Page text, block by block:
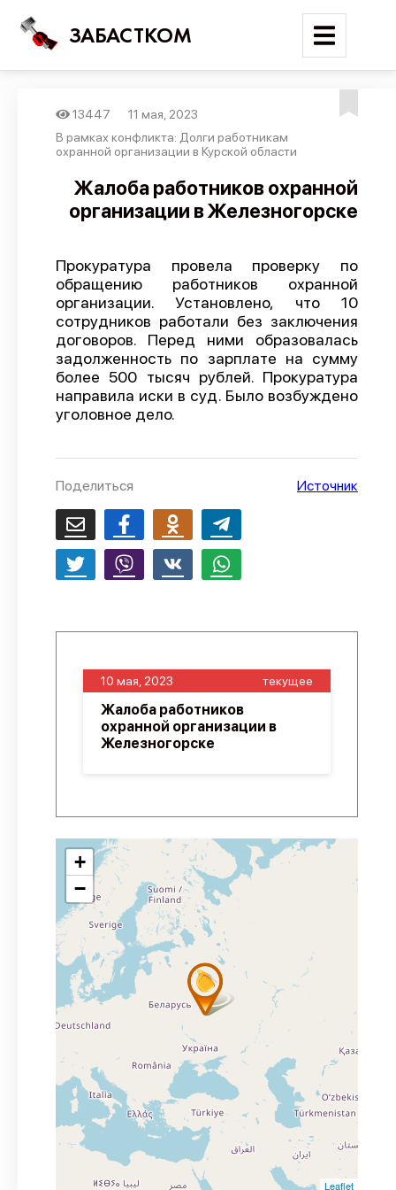
ЗАБАСТКОМ
Войти
Поиск
Новости
Трудовые конфликты
Отчеты
Предложить публикацию
Справочник
API
О проекте
13447
11 мая, 2023
В рамках конфликта: Долги работникам
охранной организации в Курской области
Жалоба работников охранной
организации в Железногорске
Прокуратура провела проверку по
обращению работников охранной
организации. Установлено, что 10
сотрудников работали без заключения
договоров. Перед ними образовалась
задолженность по зарплате на сумму
более 500 тысяч рублей. Прокуратура
направила иски в суд. Было возбуждено
уголовное дело.
Поделиться Источник
10 мая, 2023 текущее
Жалоба работников
охранной организации в
Железногорске
+
−
Leaflet